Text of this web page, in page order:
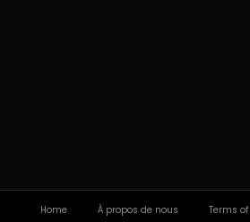
Home À propos de nous Terms of